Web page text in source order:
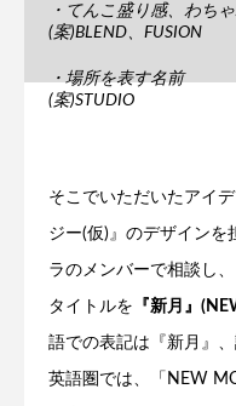
・てんこ盛り感、わち
(案)BLEND、FUSION
・場所を表す名前
(案)STUDIO
— 井上彼方
そこでいただいたアイ
ジー(仮)』のデザインを
ラのメンバーで相談し
タイトルを 『新月』
語での表記は『新月』
英語圏では、「NEW